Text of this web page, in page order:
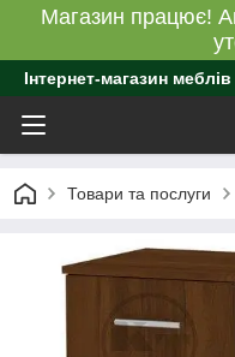
Магазин працює!
Інтернет-магазин
Товари та послуги